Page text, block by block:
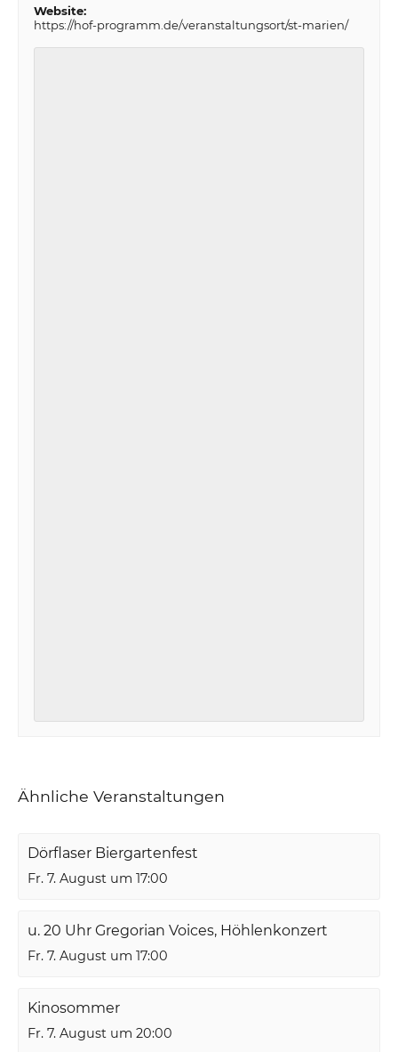
Website:
https://hof-programm.de/veranstaltungsort/st-marien/
Ähnliche Veranstaltungen
Dörflaser Biergartenfest
Fr. 7. August um 17:00
u. 20 Uhr Gregorian Voices, Höhlenkonzert
Fr. 7. August um 17:00
Kinosommer
Fr. 7. August um 20:00